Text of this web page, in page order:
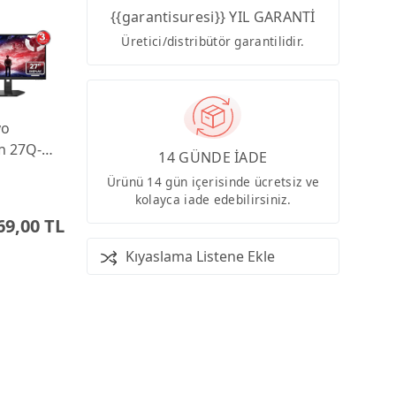
27Q-
TL
{{garantisuresi}} YIL GARANTİ
Üretici/distribütör garantilidir.
14 GÜNDE İADE
Ürünü 14 gün içerisinde ücretsiz ve
kolayca iade edebilirsiniz.
Kıyaslama Listene Ekle